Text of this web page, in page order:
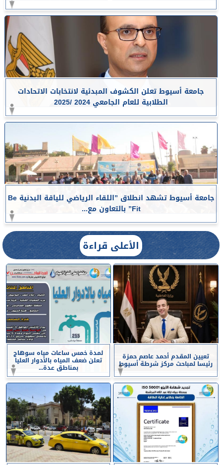
جامعة أسيوط تعلن الكشوف المبدئية لانتخابات الاتحادات
الطلابية للعام الجامعي 2024 /2025
جامعة أسيوط تشهد انطلاق ”اللقاء الرياضي للياقة البدنية Be
Fit” بالتعاون مع...
الأعلى قراءة
تعيين المقدم أحمد عاصم حمزة
رئيسا لمباحث مركز شرطة أسيوط
لمدة خمس ساعات مياه سوهاج
تعلن ضعف المياه بالأدوار العليا
بمناطق عدة...